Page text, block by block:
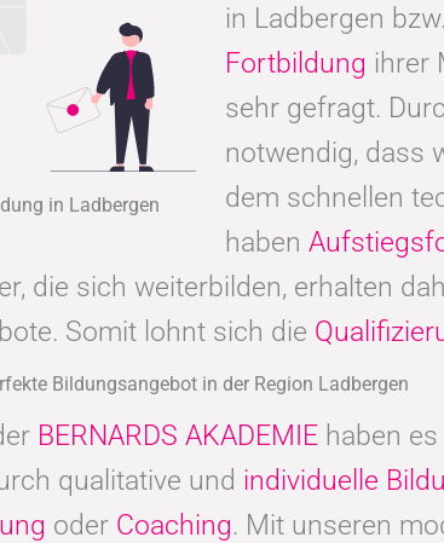
in Ladbergen
in Ladbergen
Fortbildung ihrer
sehr gefragt.
notwendig, dass
dem schnellen
haben
die sich weiterbilden, erhalten
Somit lohnt sich die
Bildungsangebot in der Region Ladbergen
BERNARDS AKADEMIE haben
qualitative und individuelle
oder Coaching. Mit unseren